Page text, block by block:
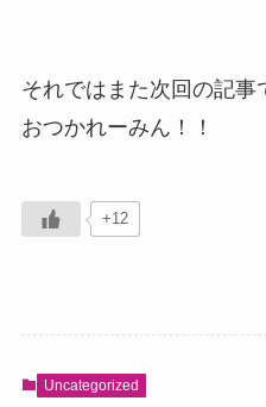
それではまた次回の記事
おつかれーみん！！
+12
Uncategorized